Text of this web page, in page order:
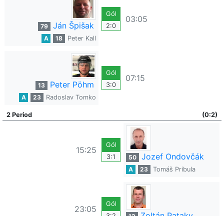
79 Ján Špišak
A 18 Peter Kall
Gól
2:0
03:05
13 Peter Pöhm
A 23 Radoslav Tomko
Gól
3:0
07:15
2 Period (0:2)
15:25
Gól
3:1
50 Jozef Ondovčák
A 23 Tomáš Pribula
23:05
Gól